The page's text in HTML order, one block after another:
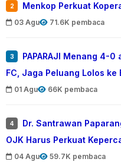
2 Menkop Perkuat
03 Agu 71.6K pembaca
3
PAPARAJI Menang 4-
FC, Jaga Peluang Lolos ke
01 Agu 66K pembaca
4
Dr. Santrawan
OJK Harus Perkuat
04 Agu 59.7K pembaca